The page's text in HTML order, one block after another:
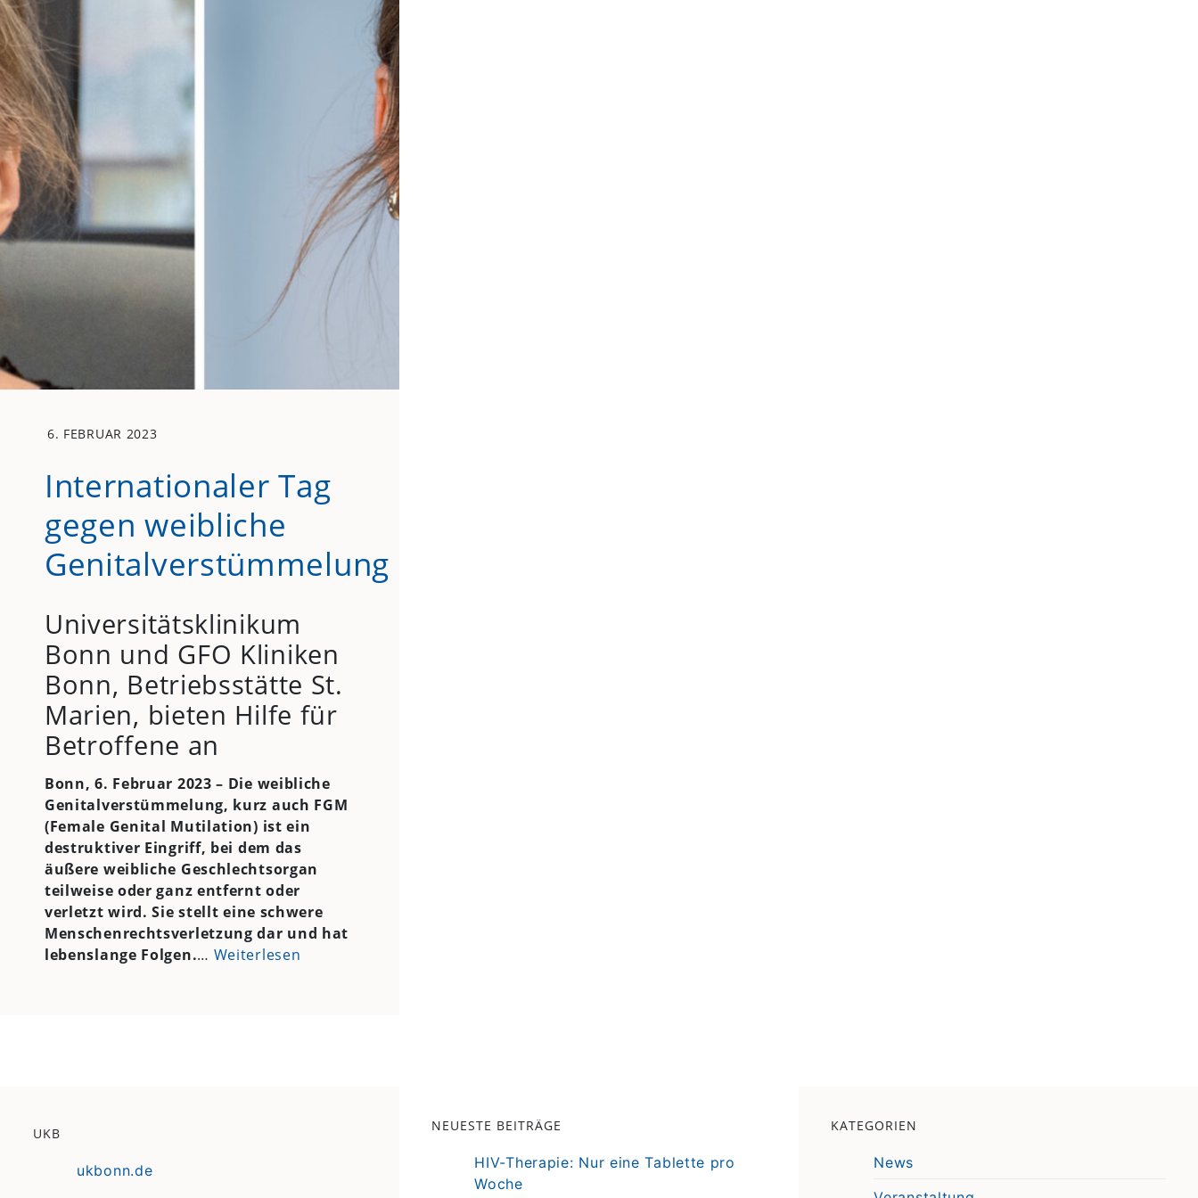
6. FEBRUAR 2023
Internationaler Tag
gegen weibliche
Genitalverstümmelung
Universitätsklinikum
Bonn und GFO Kliniken
Bonn, Betriebsstätte St.
Marien, bieten Hilfe für
Betroffene an
Bonn, 6. Februar 2023 – Die weibliche
Genitalverstümmelung, kurz auch FGM
(Female Genital Mutilation) ist ein
destruktiver Eingriff, bei dem das
äußere weibliche Geschlechtsorgan
teilweise oder ganz entfernt oder
verletzt wird. Sie stellt eine schwere
Menschenrechtsverletzung dar und hat
lebenslange Folgen.… Weiterlesen
UKB
ukbonn.de
NEUESTE BEITRÄGE
HIV-Therapie: Nur eine Tablette pro
Woche
KATEGORIEN
News